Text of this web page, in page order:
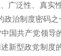
广泛性、真实
治制度密码之
国共产党领导
新型政党制度